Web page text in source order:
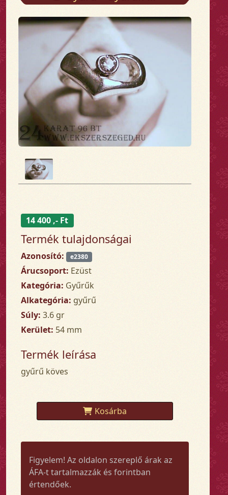
14 400 ,- Ft
Termék tulajdonságai
Azonosító: e2380
Árucsoport: Ezüst
Kategória: Gyűrűk
Alkategória: gyűrű
Súly: 3.6 gr
Kerület: 54 mm
Termék leírása
gyűrű köves
Kosárba
Figyelem! Az oldalon szereplő árak az
ÁFA-t tartalmazzák és forintban
értendőek.